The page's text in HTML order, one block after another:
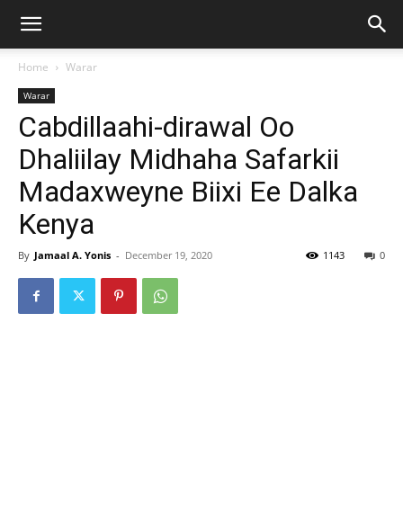
Home Warar
Warar
Cabdillaahi-dirawal Oo
Dhaliilay Midhaha Safarkii
Madaxweyne Biixi Ee Dalka
Kenya
By Jamaal A. Yonis - December 19, 2020 0
1143